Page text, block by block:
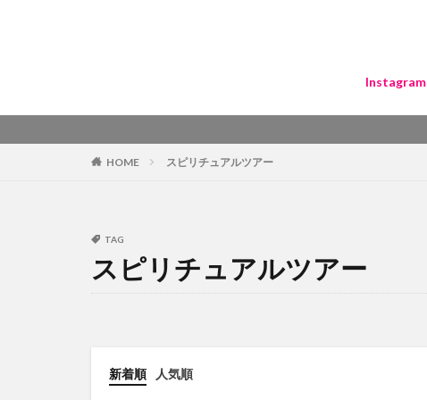
Instagram
HOME スピリチュアルツアー
TAG
スピリチュアルツアー
新着順 人気順